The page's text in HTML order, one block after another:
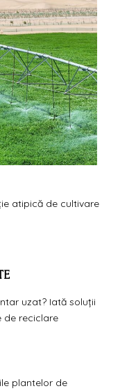
atipică de cultivare
uzat? Iată soluții
de reciclare
plantelor de